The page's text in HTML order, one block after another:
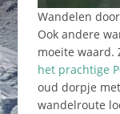
Wandelen
Ook andere
moeite waard.
het prachtige
oud dorpje
wandelroute